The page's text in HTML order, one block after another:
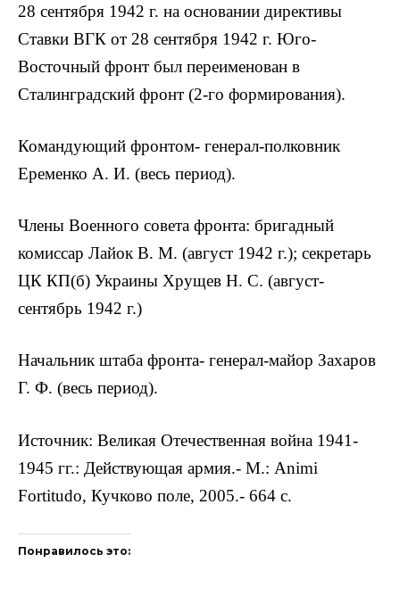
28 сентября 1942 г. на основании ди­рективы
Ставки ВГК от 28 сентября 1942 г. Юго-
Восточный фронт был пере­именован в
Сталинградский фронт (2-го формирования).
Командующий фронтом- генерал-полковник
Еременко А. И. (весь период).
Члены Военного совета фронта: бри­гадный
комиссар Лайок В. М. (август 1942 г.); секретарь
ЦК КП(б) Украины Хрущев Н. С. (август-
сентябрь 1942 г.)
Начальник штаба фронта- генерал-майор Захаров
Г. Ф. (весь период).
Источник: Великая Отечественная война 1941-
1945 гг.: Действующая армия.- М.: Animi
Fortitudo, Кучково поле, 2005.- 664 с.
Понравилось это: